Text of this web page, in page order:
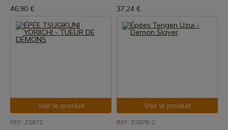
46,90 € 37,24 €
Voir le produit
REF: ZS672
Voir le produit
REF: ZS678-2